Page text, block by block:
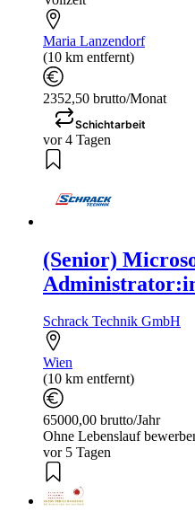
Maria Lanzendorf
(10 km entfernt)
2352,50 brutto/Monat
Schichtarbeit
vor 4 Tagen
(Senior)
Schrack Technik GmbH
Wien
(10 km entfernt)
65000,00 brutto/Jahr
Ohne Lebenslauf
vor 5 Tagen